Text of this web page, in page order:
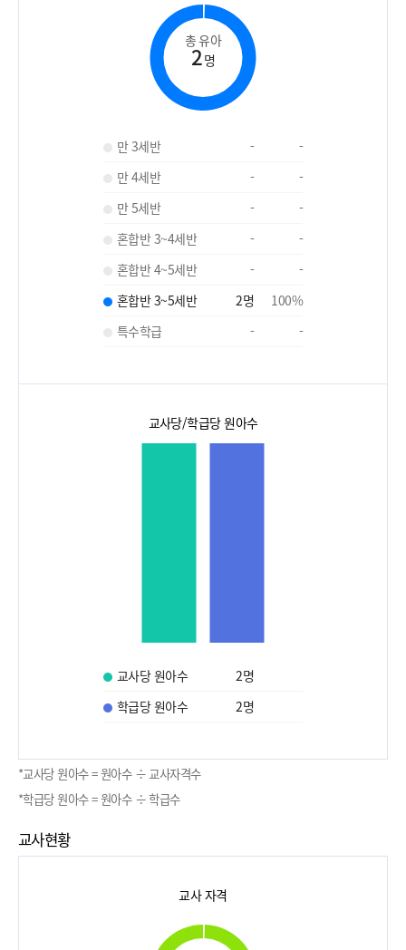
총 유아
2명
만 3세반 -
-
만 4세반
-
-
만 5세반
-
-
혼합반 3~4세반
-
-
혼합반 4~5세반
-
-
혼합반 3~5세반
2명 100%
특수학급
- -
교사당/학급당 원아수
교사당 원아수 2명
학급당 원아수
2명
*교사당 원아수 = 원아수 ÷ 교사자격수
*학급당 원아수 = 원아수 ÷ 학급수
교사현황
교사 자격